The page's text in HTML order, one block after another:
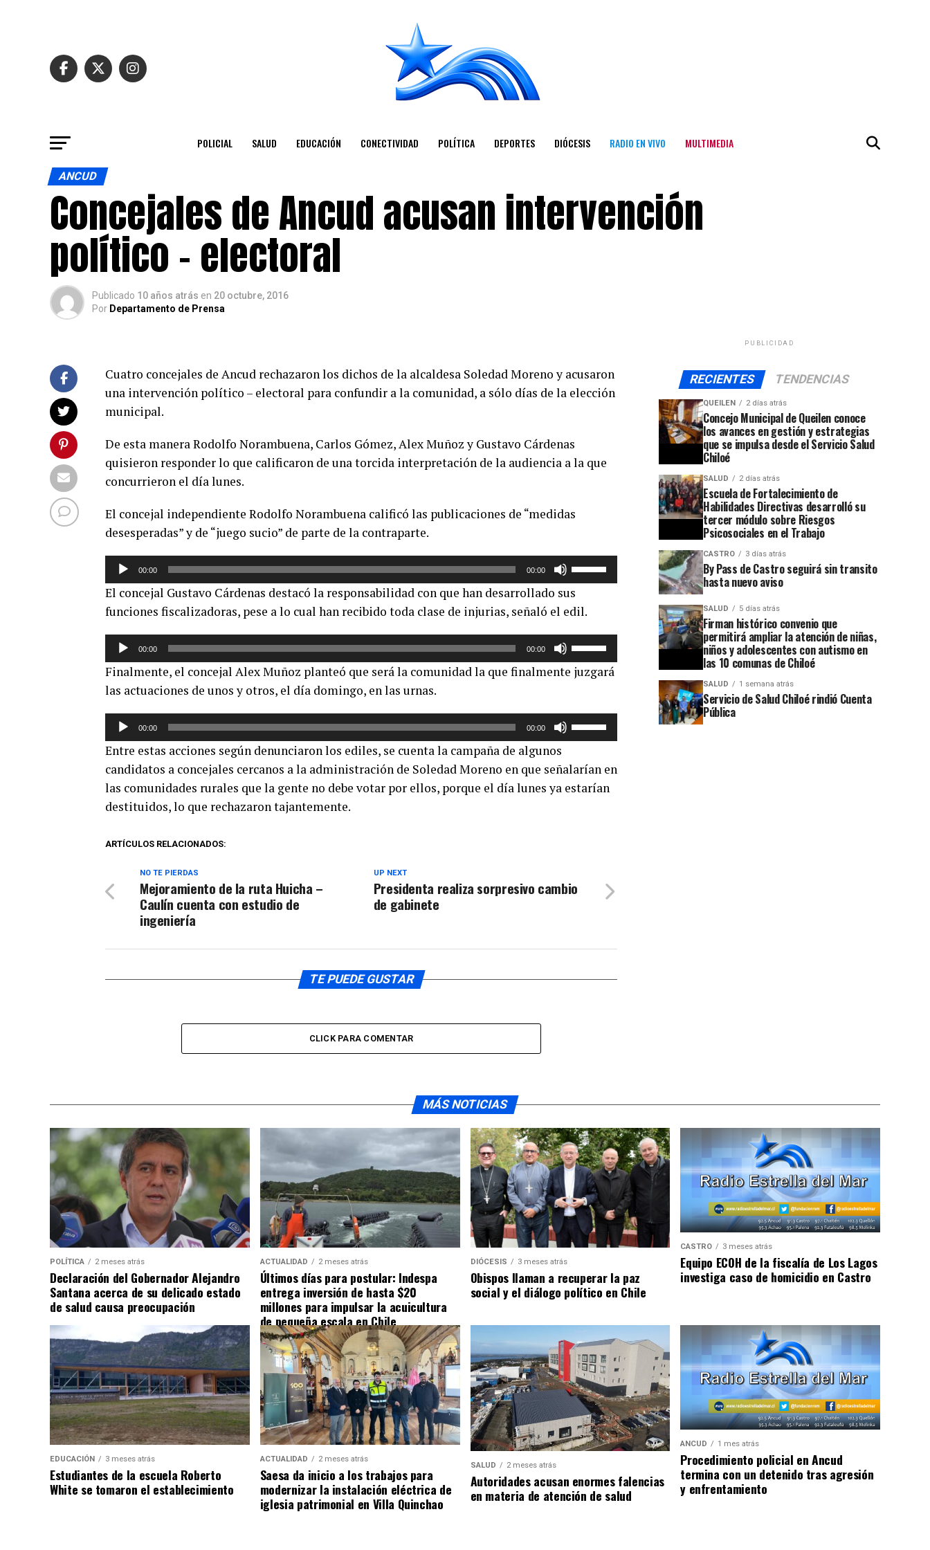
POLICIAL SALUD EDUCACIÓN CONECTIVIDAD POLÍTICA DEPORTES DIÓCESIS RADIO EN VIVO MULTIMEDIA
ANCUD
Concejales de Ancud acusan intervención
político – electoral
Publicado 10 años atrás en 20 octubre, 2016
Por Departamento de Prensa
Cuatro concejales de Ancud rechazaron los dichos de la alcaldesa Soledad Moreno y acusaron
una intervención político – electoral para confundir a la comunidad, a sólo días de la elección
municipal.
De esta manera Rodolfo Norambuena, Carlos Gómez, Alex Muñoz y Gustavo Cárdenas
quisieron responder lo que calificaron de una torcida interpretación de la audiencia a la que
concurrieron el día lunes.
El concejal independiente Rodolfo Norambuena calificó las publicaciones de “medidas
desesperadas” y de “juego sucio” de parte de la contraparte.
Reproductor
audio
00:00 00:00
teclas
de
arriba/abajo
para
aumentar
disminuir
el
El concejal Gustavo Cárdenas destacó la responsabilidad con que han desarrollado sus
funciones fiscalizadoras, pese a lo cual han recibido toda clase de injurias, señaló el edil.
Reproductor
audio
00:00 00:00
teclas
arriba/abajo
para
o
disminuir
Finalmente, el concejal Alex Muñoz planteó que será la comunidad la que finalmente juzgará
las actuaciones de unos y otros, el día domingo, en las urnas.
Reproductor
audio
00:00 00:00
de
flecha
el
volumen.
Entre estas acciones según denunciaron los ediles, se cuenta la campaña de algunos
candidatos a concejales cercanos a la administración de Soledad Moreno en que señalarían en
las comunidades rurales que la gente no debe votar por ellos, porque el día lunes ya estarían
destituidos, lo que rechazaron tajantemente.
ARTÍCULOS RELACIONADOS:
UP NEXT
Presidenta realiza sorpresivo cambio
de gabinete
NO TE PIERDAS
Mejoramiento de la ruta Huicha –
Caulín cuenta con estudio de
ingeniería
TE PUEDE GUSTAR
CLICK PARA COMENTAR
PUBLICIDAD
RECIENTES TENDENCIAS
QUEILEN 2 días atrás
Concejo Municipal de Queilen conoce
los avances en gestión y estrategias
que se impulsa desde el Servicio Salud
Chiloé
SALUD 2 días atrás
Escuela de Fortalecimiento de
Habilidades Directivas desarrolló su
tercer módulo sobre Riesgos
Psicosociales en el Trabajo
CASTRO 3 días atrás
By Pass de Castro seguirá sin transito
hasta nuevo aviso
SALUD 5 días atrás
Firman histórico convenio que
permitirá ampliar la atención de niñas,
niños y adolescentes con autismo en
las 10 comunas de Chiloé
SALUD 1 semana atrás
Servicio de Salud Chiloé rindió Cuenta
Pública
MÁS NOTICIAS
POLÍTICA 2 meses atrás
Declaración del Gobernador Alejandro
Santana acerca de su delicado estado
de salud causa preocupación
ACTUALIDAD 2 meses atrás
Últimos días para postular: Indespa
entrega inversión de hasta $20
millones para impulsar la acuicultura
de pequeña escala en Chile
DIÓCESIS 3 meses atrás
Obispos llaman a recuperar la paz
social y el diálogo político en Chile
CASTRO 3 meses atrás
Equipo ECOH de la fiscalía de Los Lagos
investiga caso de homicidio en Castro
EDUCACIÓN 3 meses atrás
Estudiantes de la escuela Roberto
White se tomaron el establecimiento
ACTUALIDAD 2 meses atrás
Saesa da inicio a los trabajos para
modernizar la instalación eléctrica de
iglesia patrimonial en Villa Quinchao
SALUD 2 meses atrás
Autoridades acusan enormes falencias
en materia de atención de salud
ANCUD 1 mes atrás
Procedimiento policial en Ancud
termina con un detenido tras agresión
y enfrentamiento